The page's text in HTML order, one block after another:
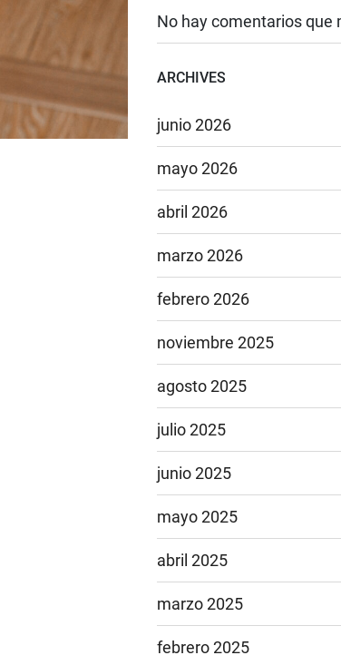
No hay comentarios que
ARCHIVES
junio 2026
mayo 2026
abril 2026
marzo 2026
febrero 2026
noviembre 2025
agosto 2025
julio 2025
junio 2025
mayo 2025
abril 2025
marzo 2025
febrero 2025